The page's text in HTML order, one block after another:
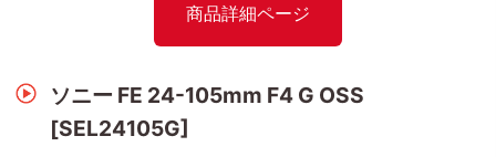
商品詳細ページ
ソニー FE 24-105mm F4 G OSS
[SEL24105G]